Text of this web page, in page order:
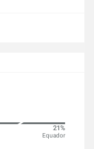
21%
Equador